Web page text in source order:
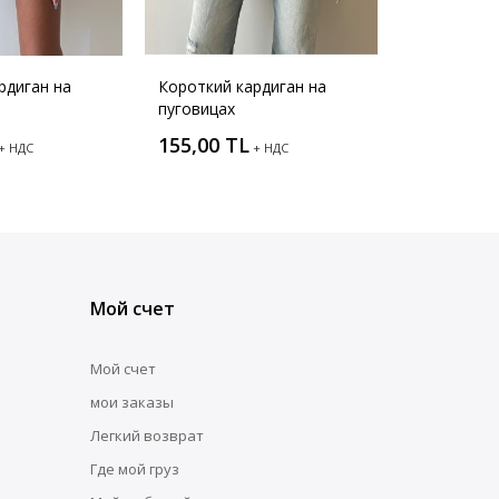
на
НДС
Короткий кардиган на
пуговицах
155,00 TL + НДС
Мой счет
Мой счет
мои заказы
Легкий возврат
Где мой груз